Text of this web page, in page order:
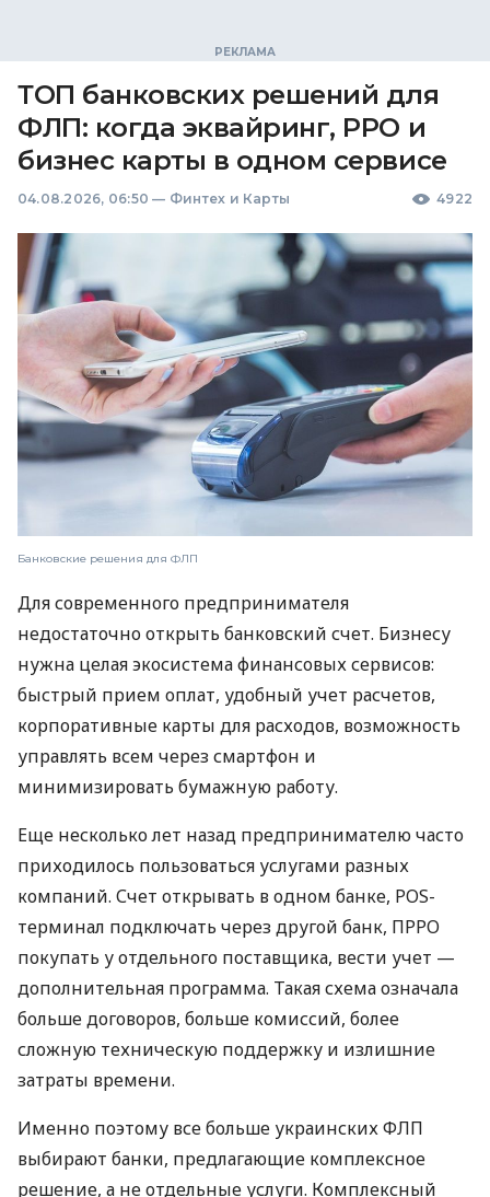
ТОП банковских решений для
ФЛП: когда эквайринг, РРО и
бизнес карты в одном сервисе
04.08.2026, 06:50 — Финтех и Карты 4922
Банковские решения для ФЛП
Для современного предпринимателя
недостаточно открыть банковский счет. Бизнесу
нужна целая экосистема финансовых сервисов:
быстрый прием оплат, удобный учет расчетов,
корпоративные карты для расходов, возможность
управлять всем через смартфон и
минимизировать бумажную работу.
Еще несколько лет назад предпринимателю часто
приходилось пользоваться услугами разных
компаний. Счет открывать в одном банке, POS-
терминал подключать через другой банк, ПРРО
покупать у отдельного поставщика, вести учет —
дополнительная программа. Такая схема означала
больше договоров, больше комиссий, более
сложную техническую поддержку и излишние
затраты времени.
Именно поэтому все больше украинских ФЛП
выбирают банки, предлагающие комплексное
решение, а не отдельные услуги. Комплексный